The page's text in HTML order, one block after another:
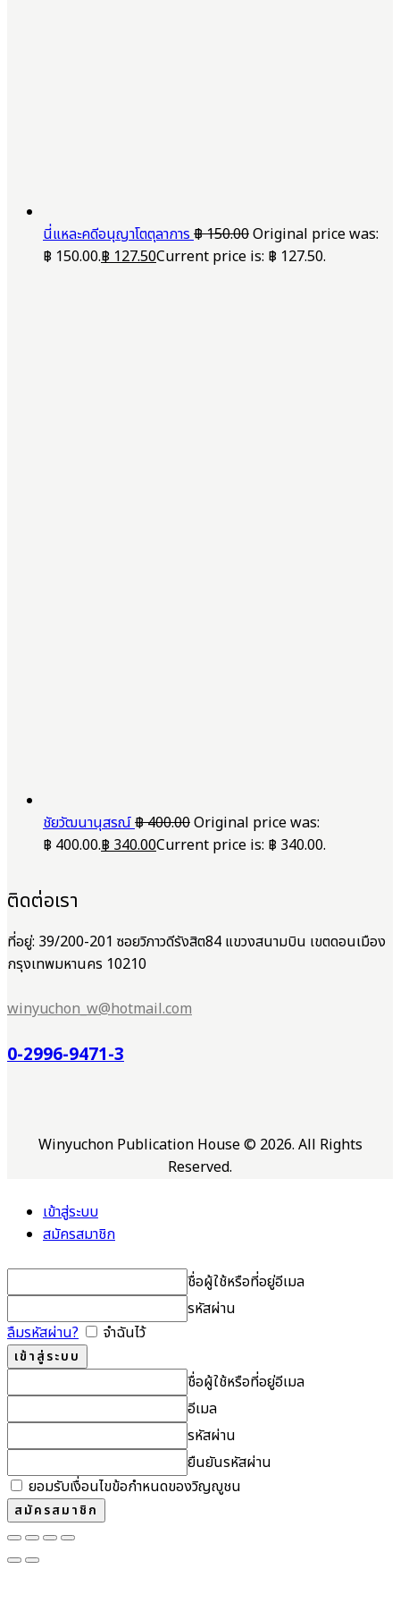
นี่แหละคดีอนุญาโตตุลาการ฿150.00Original price was:
฿ 150.00.฿127.50Current price is: ฿ 127.50.
ชัยวัฒนานุสรณ์฿400.00Original price was:
฿ 400.00.฿340.00Current price is: ฿ 340.00.
ติดต่อเรา
ที่อยู่: 39/200-201 ซอยวิภาวดีรังสิต84 แขวงสนามบิน เขตดอนเมือง
กรุงเทพมหานคร 10210
winyuchon_w@hotmail.com
0-2996-9471-3
Winyuchon Publication House © 2026. All Rights
Reserved.
เข้าสู่ระบบ
สมัครสมาชิก
ชื่อผู้ใช้หรือที่อยู่อีเมล
รหัสผ่าน
ลืมรหัสผ่าน?
จำฉันไว้
ชื่อผู้ใช้หรือที่อยู่อีเมล
อีเมล
รหัสผ่าน
ยืนยันรหัสผ่าน
ยอมรับเงื่อนไขข้อกำหนดของวิญญูชน